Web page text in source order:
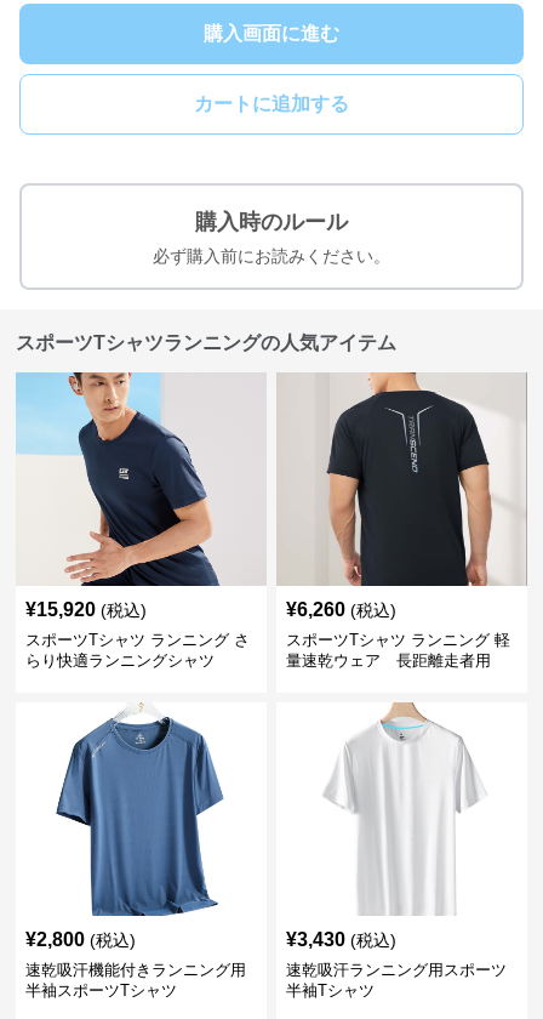
購入画面に進む
カートに追加する
購入時のルール
必ず購入前にお読みください。
スポーツTシャツランニングの人気アイテム
¥15,920 (税込)
スポーツTシャツ ランニング さ
らり快適ランニングシャツ
¥6,260 (税込)
スポーツTシャツ ランニング 軽
量速乾ウェア 長距離走者用
¥2,800 (税込)
速乾吸汗機能付きランニング用
半袖スポーツTシャツ
¥3,430 (税込)
速乾吸汗ランニング用スポーツ
半袖Tシャツ